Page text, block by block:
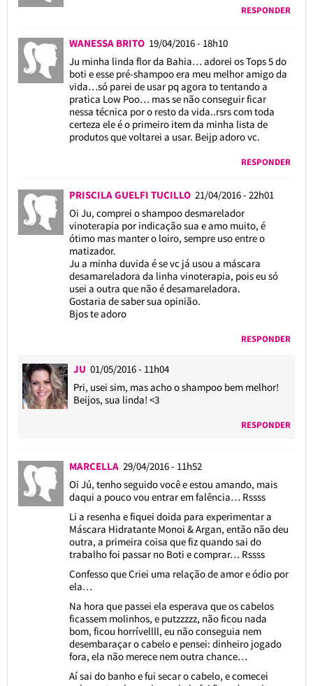
RESPONDER
WANESSA BRITO 19/04/2016 - 18h10
Ju minha linda flor da Bahia… adorei os Tops 5 do
boti e esse pré-shampoo era meu melhor amigo da
vida…só parei de usar pq agora to tentando a
pratica Low Poo… mas se não conseguir ficar
nessa técnica por o resto da vida..rsrs com toda
certeza ele é o primeiro item da minha lista de
produtos que voltarei a usar. Beijp adoro vc.
RESPONDER
PRISCILA GUELFI TUCILLO 21/04/2016 - 22h01
Oi Ju, comprei o shampoo desmarelador
vinoterapia por indicação sua e amo muito, é
ótimo mas manter o loiro, sempre uso entre o
matizador.
Ju a minha duvida é se vc já usou a máscara
desamareladora da linha vinoterapia, pois eu só
usei a outra que não é desamareladora.
Gostaria de saber sua opinião.
Bjos te adoro
RESPONDER
JU 01/05/2016 - 11h04
Pri, usei sim, mas acho o shampoo bem melhor!
Beijos, sua linda! <3
RESPONDER
MARCELLA 29/04/2016 - 11h52
Oi Jú, tenho seguido você e estou amando, mais
daqui a pouco vou entrar em falência… Rssss
Li a resenha e fiquei doida para experimentar a
Máscara Hidratante Monoi & Argan, então não deu
outra, a primeira coisa que fiz quando sai do
trabalho foi passar no Boti e comprar… Rssss
Confesso que Criei uma relação de amor e ódio por
ela…
Na hora que passei ela esperava que os cabelos
ficassem molinhos, e putzzzzz, não ficou nada
bom, ficou horrívellll, eu não conseguia nem
desembaraçar o cabelo e pensei: dinheiro jogado
fora, ela não merece nem outra chance…
Aí sai do banho e fui secar o cabelo, e comecei